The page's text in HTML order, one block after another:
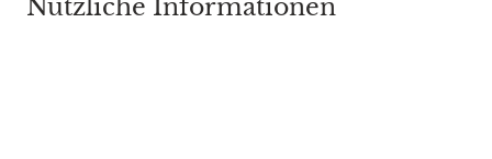
Nützliche Informationen